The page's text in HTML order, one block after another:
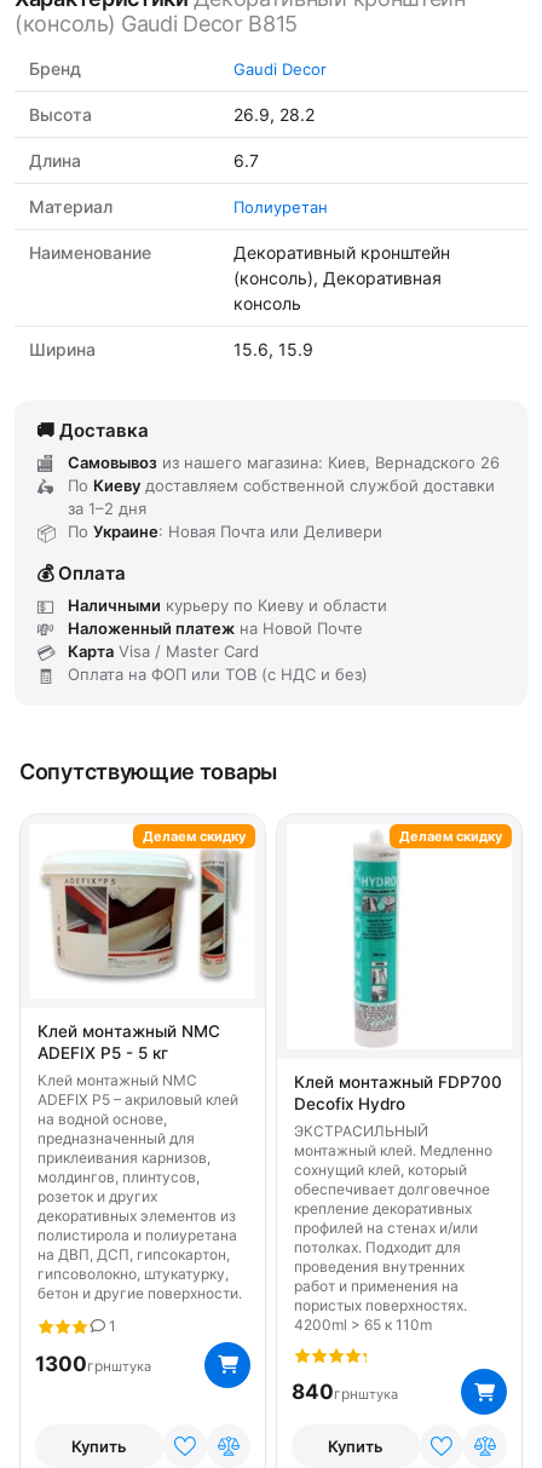
(консоль) Gaudi Decor B815
Бренд Gaudi Decor
Высота 26.9, 28.2
Длина 6.7
Материал Полиуретан
Наименование
Декоративный кронштейн
(консоль), Декоративная
консоль
Ширина 15.6, 15.9
Доставка
Самовывоз из нашего магазина: Киев, Вернадского 26
По Киеву доставляем собственной службой доставки
за 1–2 дня
По Украине: Новая Почта или Деливери
Оплата
Наличными курьеру по Киеву и области
Наложенный платеж на Новой Почте
Карта Visa / Master Card
Оплата на ФОП или ТОВ (с НДС и без)
Сопутствующие товары
Клей монтажный NMC
ADEFIX P5 - 5 кг
Клей монтажный NMC
ADEFIX P5 – акриловый клей
на водной основе,
предназначенный для
приклеивания карнизов,
молдингов, плинтусов,
розеток и других
декоративных элементов из
полистирола и полиуретана
на ДВП, ДСП, гипсокартон,
гипсоволокно, штукатурку,
бетон и другие поверхности.
1
1300грнштука
Купить
Делаем скидку
Клей монтажный FDP700
Decofix Hydro
ЭКСТРАСИЛЬНЫЙ
монтажный клей. Медленно
сохнущий клей, который
обеспечивает долговечное
крепление декоративных
профилей на стенах и/или
потолках. Подходит для
проведения внутренних
работ и применения на
пористых поверхностях.
4200ml > 65 к 110m
840грнштука
Купить
Делаем скидку